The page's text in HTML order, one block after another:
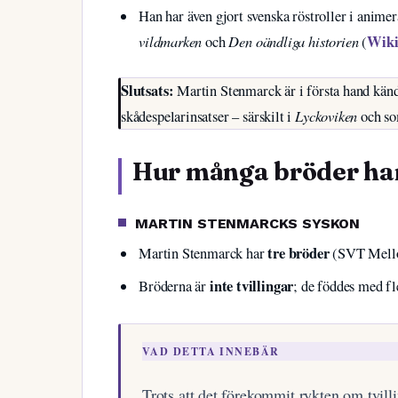
Han har även gjort svenska röstroller i
vildmarkenochDen oändliga historien(
Slutsats: Martin Stenmarck är i första hand
skådespelarinsatser – särskilt iLyckovikenoch
Hur många bröder
MARTIN STENMARCKS SYSKON
Martin Stenmarck hartre bröder(SVT
Bröderna ärinte tvillingar; de föddes med
VAD DETTA INNEBÄR